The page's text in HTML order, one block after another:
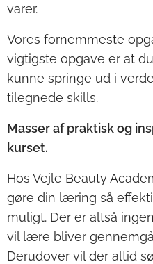
varer.
Vores fornemmeste
vigtigste opgave er at
kunne springe ud i
tilegnede skills.
Masser af praktisk og
kurset.
Hos Vejle Beauty
gøre din læring så
muligt. Der er altså
vil lære bliver
Derudover vil der altid